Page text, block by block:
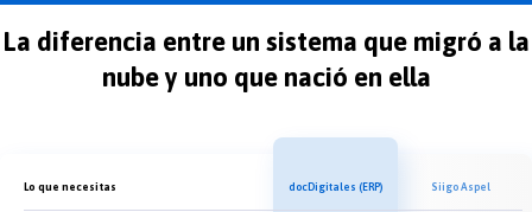
La diferencia entre un sistema que migró a la
nube y uno que nació en ella
Lo que necesitas docDigitales (ERP) Siigo Aspel